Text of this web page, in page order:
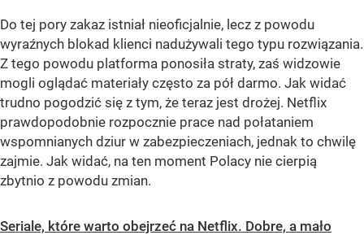
Do tej pory zakaz istniał nieoficjalnie, lecz z powodu
wyraźnych blokad klienci nadużywali tego typu rozwiązania.
Z tego powodu platforma ponosiła straty, zaś widzowie
mogli oglądać materiały często za pół darmo. Jak widać
trudno pogodzić się z tym, że teraz jest drożej. Netflix
prawdopodobnie rozpocznie prace nad połataniem
wspomnianych dziur w zabezpieczeniach, jednak to chwilę
zajmie. Jak widać, na ten moment Polacy nie cierpią
zbytnio z powodu zmian.
Seriale, które warto obejrzeć na Netflix. Dobre, a mało